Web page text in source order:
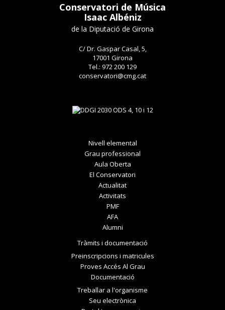
Conservatori de Música
Isaac Albéniz
de la Diputació de Girona
C/ Dr. Gaspar Casal, 5,
17001 Girona
Tel.: 972 200 129
conservatori@cmg.cat
Nivell elemental
Grau professional
Aula Oberta
El Conservatori
Actualitat
Activitats
PMF
AFA
Alumni
Tràmits i documentació
Preinscripcions i matricules
Proves Accés Al Grau
Documentació
Treballar a l'organisme
Seu electrònica